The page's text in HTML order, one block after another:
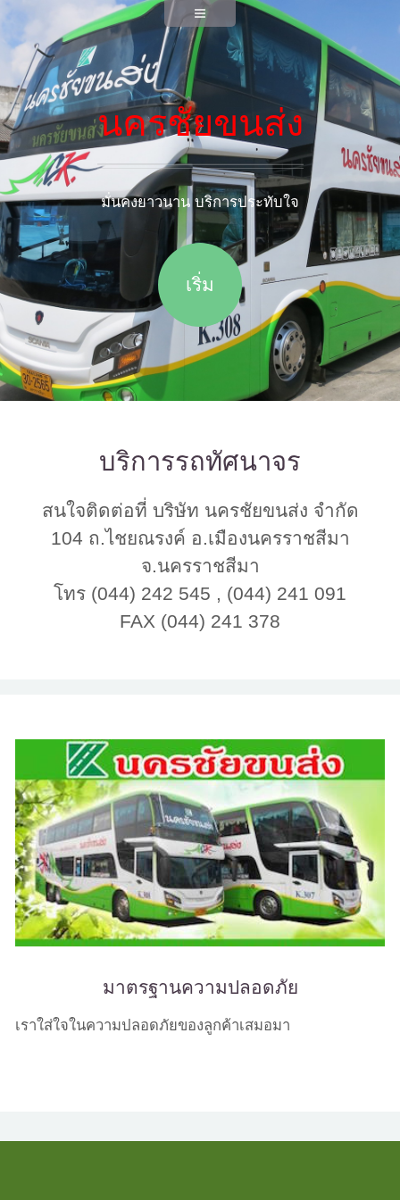
นครชัยขนส่ง
มั่นคงยาวนาน บริการประทับใจ
เริ่ม
บริการรถทัศนาจร
สนใจติดต่อที่ บริษัท นครชัยขนส่ง จำกัด
104 ถ.ไชยณรงค์ อ.เมืองนครราชสีมา
จ.นครราชสีมา
โทร (044) 242 545 , (044) 241 091
FAX (044) 241 378
มาตรฐานความปลอดภัย
เราใส่ใจในความปลอดภัยของลูกค้าเสมอมา